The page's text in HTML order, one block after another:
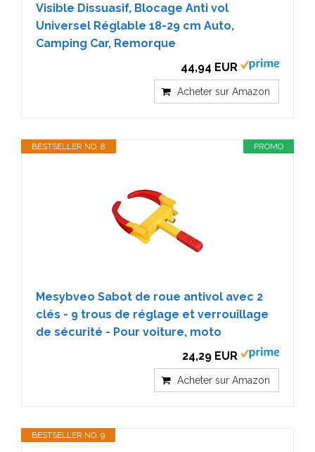
Visible Dissuasif, Blocage Anti vol
Universel Réglable 18-29 cm Auto,
Camping Car, Remorque
44,94 EUR
Acheter sur Amazon
PROMO
BESTSELLER NO. 8
Mesybveo Sabot de roue antivol avec 2
clés - 9 trous de réglage et verrouillage
de sécurité - Pour voiture, moto
24,29 EUR
Acheter sur Amazon
BESTSELLER NO. 9